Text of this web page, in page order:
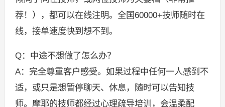
荐！），都可以在线注明。全国60000+技师随时在
线，接单速度快到想不到。
Q：中途不想做了怎么办？
A：完全尊重客户感受。如果过程中任何一人感到不
适，或只是想暂停聊天、休息，随时可以告知技
师。摩耶的技师都经过心理疏导培训，会温柔配